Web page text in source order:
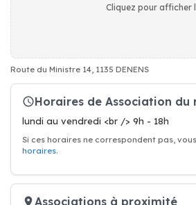
Cliquez pour afficher
Route du Ministre 14, 1135 DENENS
Horaires de Association du
lundi au vendredi <br /> 9h - 18h
Si ces horaires ne correspondent pas,
horaires.
Associations à proximité